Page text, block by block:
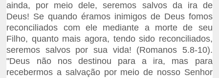
ainda, por meio dele, seremos salvos da ira de
Deus! Se quando éramos inimigos de Deus fomos
reconciliados com ele mediante a morte de seu
Filho, quanto mais agora, tendo sido reconciliados,
seremos salvos por sua vida! (Romanos 5.8-10).
"Deus não nos destinou para a ira, mas para
recebermos a salvação por meio de nosso Senhor